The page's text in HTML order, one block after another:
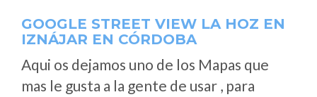
GOOGLE STREET VIEW LA HOZ EN
IZNÁJAR EN CÓRDOBA
Aqui os dejamos uno de los Mapas que
mas le gusta a la gente de usar , para